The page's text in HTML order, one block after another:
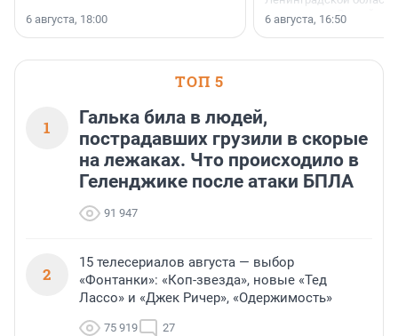
6 августа, 18:00
номинации «Самый
застройщик
области».
6 августа, 16:50
ТОП 5
1
Галька била в людей,
пострадавших грузили в скорые
на лежаках. Что происходило в
Геленджике после атаки БПЛА
91 947
2
15 телесериалов августа — выбор
«Фонтанки»: «Коп-звезда», новые «Тед
Лассо» и «Джек Ричер», «Одержимость»
75 919 27